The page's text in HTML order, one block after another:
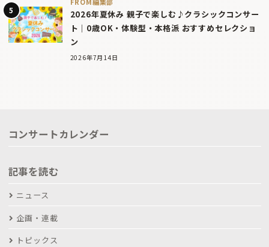
2026年夏休み 親子で楽しむ♪クラシックコンサー
ト｜0歳OK・体験型・本格派 おすすめセレクショ
ン
2026年7月14日
コンサートカレンダー
記事を読む
ニュース
企画・連載
トピックス